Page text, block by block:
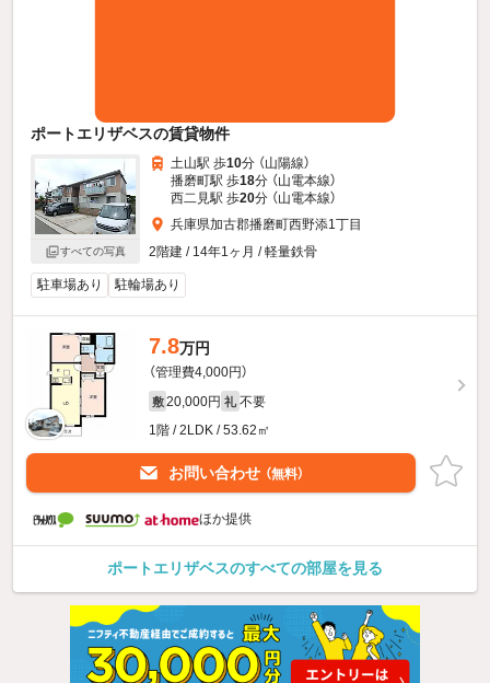
ポートエリザベスの賃貸物件
すべての写真
土山駅 歩10分 （山陽線）
播磨町駅 歩18分 （山電本線）
西二見駅 歩20分 （山電本線）
兵庫県加古郡播磨町西野添1丁目
2階建 / 14年1ヶ月 / 軽量鉄骨
駐車場あり 駐輪場あり
7.8万円
（管理費4,000円）
敷 20,000円 礼 不要
1階 / 2LDK / 53.62㎡
お問い合わせ （無料）
ほか提供
ポートエリザベスのすべての部屋を見る